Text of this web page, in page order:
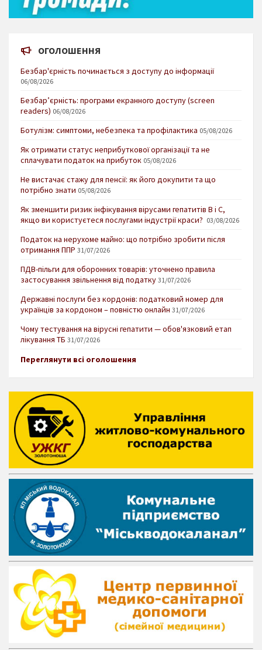
ОГОЛОШЕННЯ
Безбар'єрність починається з доступу до інформації
06/08/2026
Безбар’єрність: програми екранного доступу (screen
readers) 06/08/2026
Ботулізм: симптоми, небезпека та профілактика 05/08/2026
Як отримати статус неприбуткової організації та не
сплачувати податок на прибуток 05/08/2026
Не вистачає стажу для пенсії: як його докупити та що
потрібно знати 05/08/2026
Як зменшити ризик інфікування вірусами гепатитів В і С,
якщо ви користуєтеся послугами індустрії краси? 03/08/2026
Податок на нерухоме майно: що потрібно зробити після
отримання ППР 31/07/2026
ПДВ-пільги для оборонних товарів: уточнено правила
застосування звільнення від податку 31/07/2026
Державні послуги без кордонів: податковий номер для
українців за кордоном – повністю онлайн 31/07/2026
Чому тестування на вірусні гепатити — обов'язковий етап
лікування ТБ 31/07/2026
Переглянути всі оголошення